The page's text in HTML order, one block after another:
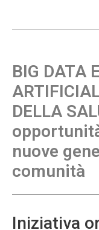
BIG DATA
DELLA
nuove
comunità
Iniziativa